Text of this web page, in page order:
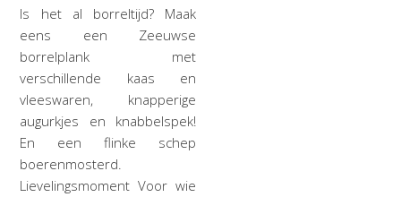
Is het al borreltijd? Maak
eens een Zeeuwse
borrelplank met
verschillende kaas en
vleeswaren, knapperige
augurkjes en knabbelspek!
En een flinke schep
boerenmosterd.
Lievelingsmoment Voor wie